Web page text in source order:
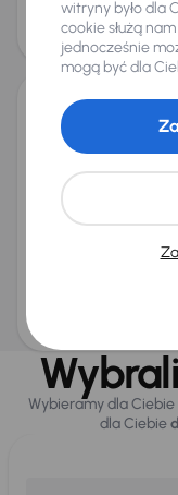
Cena
48 000 zł
Renault Zoe
202228 618 km
Elektryk Samochód
100 kW
SoH 95%
Wybieramy dla Ciebie
dla Ciebie
witryny było dla
cookie służą
jednocześnie
mogą być dla